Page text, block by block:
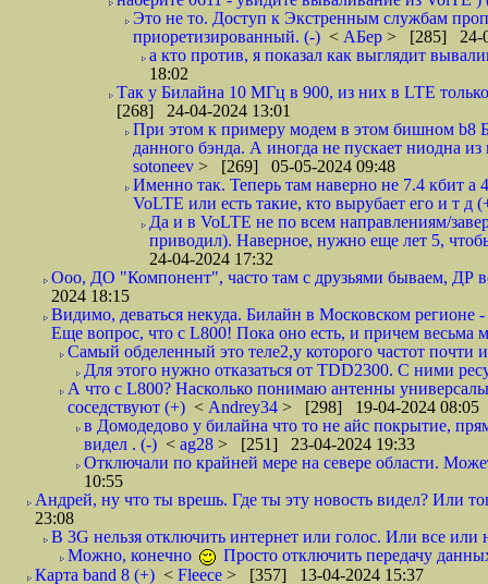
Это не то. Доступ к Экстренным службам
приоретизированный. (-) < АБер > [285] 24-
а кто против, я показал как выглядит
18:02
Так у Билайна 10 МГц в 900, из них в LTE
[268] 24-04-2024 13:01
При этом к примеру модем в этом бишном b8
данного бэнда. А иногда не пускает ниодна
sotoneev > [269] 05-05-2024 09:48
Именно так. Теперь там наверно не 7.4 кбит а
VoLTE или есть такие, кто вырубает его и т д
Да и в VoLTE не по всем направлениям/
приводил). Наверное, нужно еще лет 5,
24-04-2024 17:32
Ооо, ДО "Компонент", часто там с друзьями бываем, ДР
2024 18:15
Видимо, деваться некуда. Билайн в Московском регионе
Еще вопрос, что с L800! Пока оно есть, и причем весьма
Самый обделенный это теле2,у которого частот почти
Для этого нужно отказаться от TDD2300. С ними
А что с L800? Насколько понимаю антенны
соседствуют (+) < Andrey34 > [298] 19-04-2024 08:05
в Домодедово у билайна что то не айс покрытие,
видел . (-) < ag28 > [251] 23-04-2024 19:33
Отключали по крайней мере на севере области.
10:55
Андрей, ну что ты врешь. Где ты эту новость видел? Или
23:08
В 3G нельзя отключить интернет или голос. Или все или
Можно, конечно
Просто отключить передачу
Карта band 8 (+) < Fleece > [357] 13-04-2024 15:37